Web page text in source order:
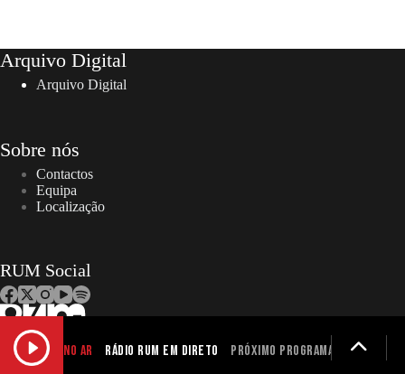
Arquivo Digital
Arquivo Digital
Sobre nós
Contactos
Equipa
Localização
RUM Social
Copyright © 2026 – RUM | Todos os direitos reservados. |
Designed and developed by Gen Design Studio
NO AR Rádio RUM em Direto Próximo programa não definido